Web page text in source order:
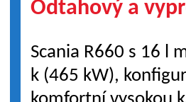
Odtahový a
Scania R660 s 16 l
k (465 kW),